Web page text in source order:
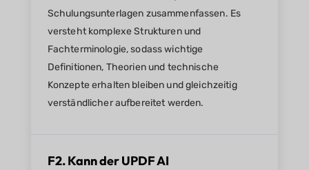
Schulungsunterlagen zusammenfassen. Es
versteht komplexe Strukturen und
Fachterminologie, sodass wichtige
Definitionen, Theorien und technische
Konzepte erhalten bleiben und gleichzeitig
verständlicher aufbereitet werden.
F2. Kann der UPDF AI